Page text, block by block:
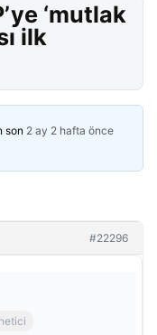
‘mutlak
ilk
son 2 ay 2 hafta önce
#22296